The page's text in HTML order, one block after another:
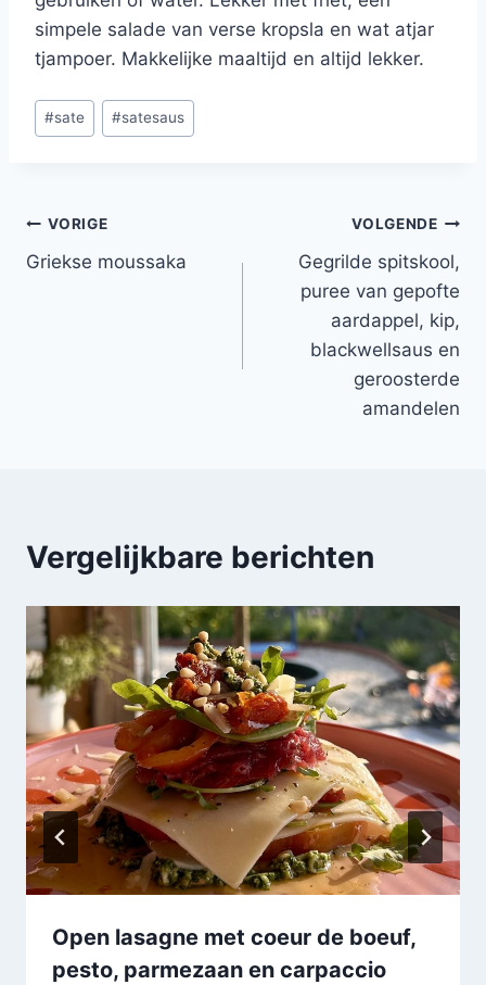
simpele salade van verse kropsla en wat atjar
tjampoer. Makkelijke maaltijd en altijd lekker.
Bericht
tags:
#sate #satesaus
Bericht
navigatie
VORIGE
Griekse moussaka
VOLGENDE
Gegrilde spitskool,
puree van gepofte
aardappel, kip,
blackwellsaus en
geroosterde
amandelen
Vergelijkbare berichten
Open lasagne met coeur de boeuf,
pesto, parmezaan en carpaccio